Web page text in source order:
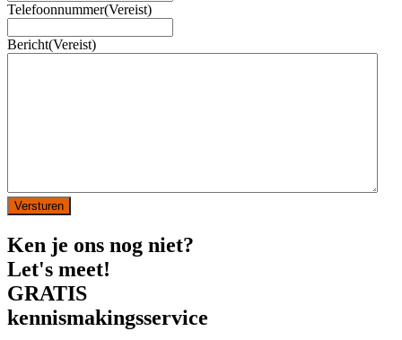
Telefoonnummer(Vereist)
Bericht(Vereist)
Ken je ons nog niet?
Let's meet!
GRATIS
kennismakingsservice